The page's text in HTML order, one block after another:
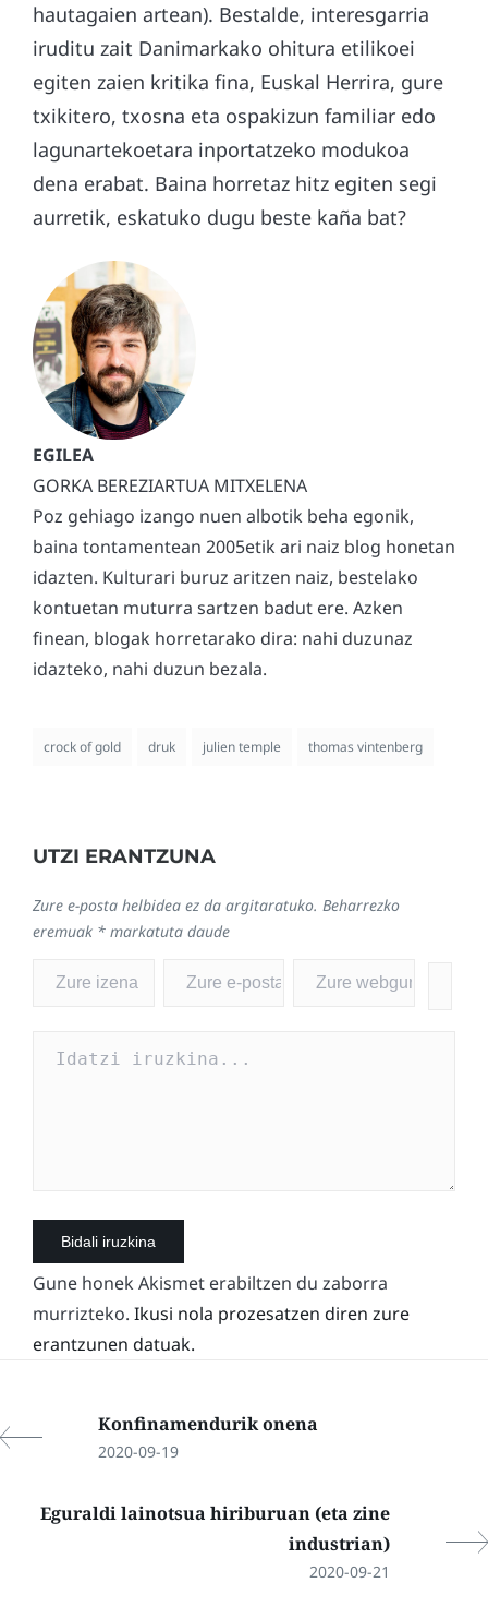
hautagaien artean). Bestalde, interesgarria
iruditu zait Danimarkako ohitura etilikoei
egiten zaien kritika fina, Euskal Herrira, gure
txikitero, txosna eta ospakizun familiar edo
lagunartekoetara inportatzeko modukoa
dena erabat. Baina horretaz hitz egiten segi
aurretik, eskatuko dugu beste kaña bat?
GORKA BEREZIARTUA MITXELENA
Poz gehiago izango nuen albotik beha egonik,
baina tontamentean 2005etik ari naiz blog honetan
idazten. Kulturari buruz aritzen naiz, bestelako
kontuetan muturra sartzen badut ere. Azken
finean, blogak horretarako dira: nahi duzunaz
idazteko, nahi duzun bezala.
crock of gold druk julien temple thomas vintenberg
UTZI ERANTZUNA
Zure e-posta helbidea ez da argitaratuko. Beharrezko
eremuak * markatuta daude
Gune honek Akismet erabiltzen du zaborra
murrizteko. Ikusi nola prozesatzen diren zure
erantzunen datuak.
Konfinamendurik onena
2020-09-19
Eguraldi lainotsua hiriburuan (eta zine
industrian)
2020-09-21